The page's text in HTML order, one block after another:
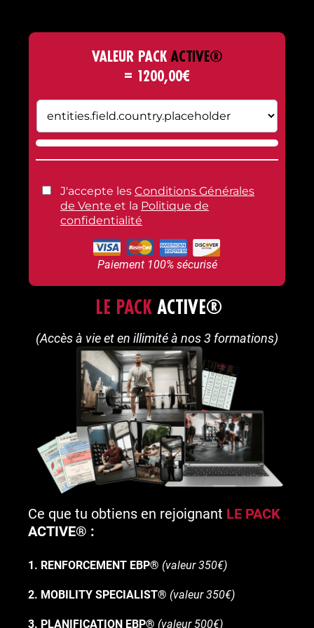
VALEUR PACKACTIVE®
= 1200,00€
J'accepte les Conditions Générales
de Vente et la Politique de
confidentialité
Paiement 100% sécurisé
LE PACKACTIVE®
(Accès à vie et en illimité à nos 3 formations)
Ce que tu obtiens en rejoignant LE PACK
ACTIVE® :
1. RENFORCEMENT EBP® (valeur 350€)
2. MOBILITY SPECIALIST® (valeur 350€)
3. PLANIFICATION EBP® (valeur 500€)